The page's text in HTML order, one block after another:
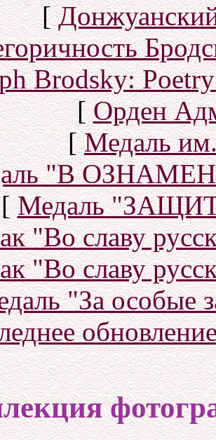
[
Brodsky:
[Орден
[Медаль
"В
[Медаль
"Во славу
"Во славу
"За особые